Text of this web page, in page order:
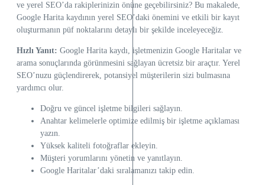
ve yerel SEO’da rakiplerinizin önüne geçebilirsiniz? Bu makalede,
Google Harita kaydının yerel SEO’daki önemini ve etkili bir kayıt
oluşturmanın püf noktalarını detaylı bir şekilde inceleyeceğiz.
Hızlı Yanıt: Google Harita kaydı, işletmenizin Google Haritalar ve
arama sonuçlarında görünmesini sağlayan ücretsiz bir araçtır. Yerel
SEO’nuzu güçlendirerek, potansiyel müşterilerin sizi bulmasına
yardımcı olur.
Doğru ve güncel işletme bilgileri sağlayın.
Anahtar kelimelerle optimize edilmiş bir işletme açıklaması
yazın.
Yüksek kaliteli fotoğraflar ekleyin.
Müşteri yorumlarını yönetin ve yanıtlayın.
Google Haritalar’daki sıralamanızı takip edin.